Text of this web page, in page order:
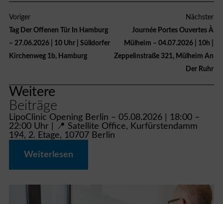
Voriger
Tag Der Offenen Tür In Hamburg
– 27.06.2026 | 10 Uhr | Sülldorfer
Kirchenweg 1b, Hamburg
Nächster
Journée Portes Ouvertes À
Mülheim – 04.07.2026 | 10h |
Zeppelinstraße 321, Mülheim An
Der Ruhr
Weitere
Beiträge
LipoClinic Opening Berlin – 05.08.2026 | 18:00 –
22:00 Uhr | 📍 Satellite Office, Kurfürstendamm
194, 2. Etage, 10707 Berlin
Weiterlesen